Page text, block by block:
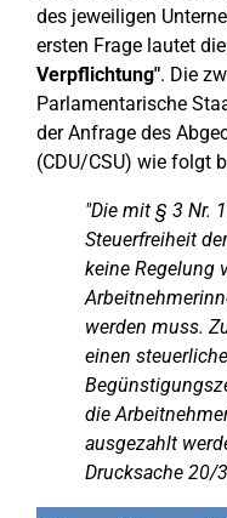
des jeweiligen
ersten Frage lautet
Verpflichtung". Die
Parlamentarische
der Anfrage des
(CDU/CSU) wie folgt
"Die mit § 3 Nr.
Steuerfreiheit
keine Regelung
werden muss.
einen
die
ausgezahlt
Drucksache 20/